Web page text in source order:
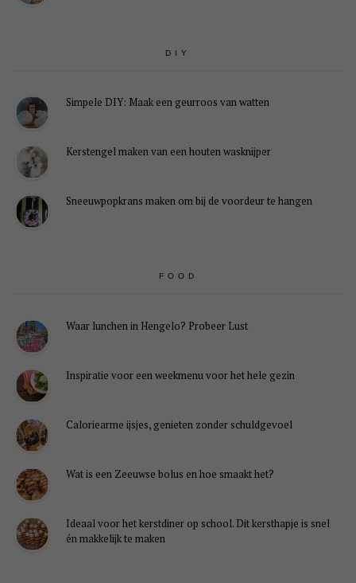
DIY
Simpele DIY: Maak een geurroos van watten
Kerstengel maken van een houten wasknijper
Sneeuwpopkrans maken om bij de voordeur te hangen
FOOD
Waar lunchen in Hengelo? Probeer Lust
Inspiratie voor een weekmenu voor het hele gezin
Caloriearme ijsjes, genieten zonder schuldgevoel
Wat is een Zeeuwse bolus en hoe smaakt het?
Ideaal voor het kerstdiner op school. Dit kersthapje is snel
én makkelijk te maken